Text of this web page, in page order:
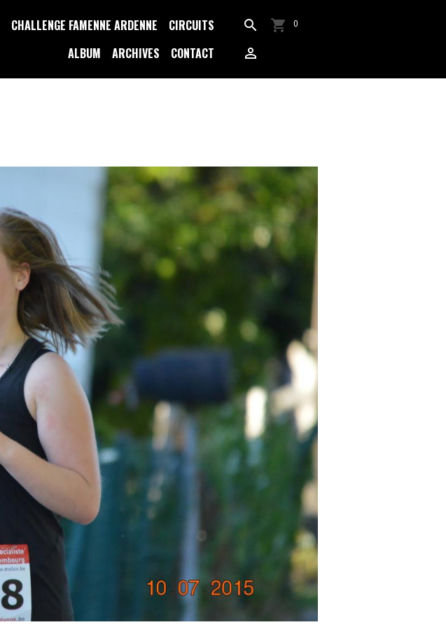
CHALLENGE FAMENNE ARDENNE
CIRCUITS
ALBUM
ARCHIVES CONTACT
0